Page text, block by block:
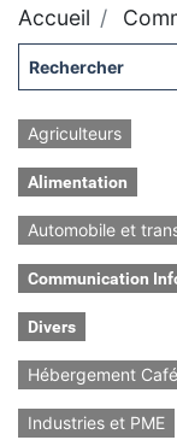
Accueil
Agriculteurs
Alimentation
Automobile et
Communication
Divers
Hébergement
Industries et PME